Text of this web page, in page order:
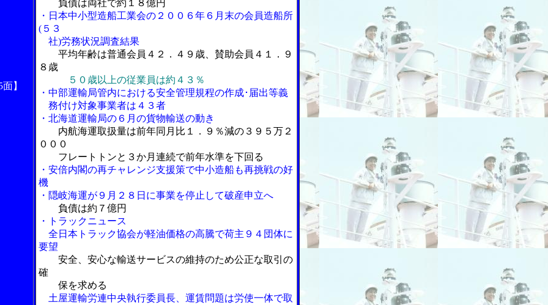
】
負債は両社で約１８億円
・日本中小型造船工業会の２００６年６月末の会員造船所
(５３
社)労務状況調査結果
平均年齢は普通会員４２．４９歳、賛助会員４１．９
８歳
５０歳以上の従業員は約４３％
・中部運輸局管内における安全管理規程の作成･届出等義
務付け対象事業者は４３者
・北海道運輸局の６月の貨物輸送の動き
内航海運取扱量は前年同月比１．９％減の３９５万２
０００
フレートトンと３か月連続で前年水準を下回る
・安倍内閣の再チャレンジ支援策で中小造船も再挑戦の好
機
・隠岐海運が９月２８日に事業を停止して破産申立へ
負債は約７億円
・トラックニュース
全日本トラック協会が軽油価格の高騰で荷主９４団体に
要望
安全、安心な輸送サービスの維持のため公正な取引の
確
保を求める
土屋運輸労連中央執行委員長、運賃問題は労使一体で取